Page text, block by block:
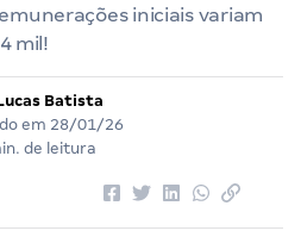
iniciais variam
mil!
Batista
em 28/01/26
de leitura